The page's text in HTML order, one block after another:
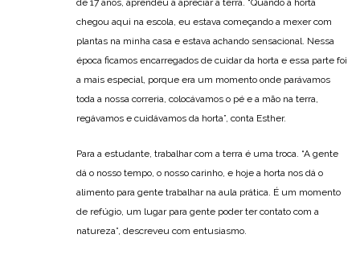
de 17 anos, aprendeu a apreciar a terra. “Quando a horta
chegou aqui na escola, eu estava começando a mexer com
plantas na minha casa e estava achando sensacional. Nessa
época ficamos encarregados de cuidar da horta e essa parte foi
a mais especial, porque era um momento onde parávamos
toda a nossa correria, colocávamos o pé e a mão na terra,
regávamos e cuidávamos da horta”, conta Esther.
Para a estudante, trabalhar com a terra é uma troca. “A gente
dá o nosso tempo, o nosso carinho, e hoje a horta nos dá o
alimento para gente trabalhar na aula prática. É um momento
de refúgio, um lugar para gente poder ter contato com a
natureza”, descreveu com entusiasmo.